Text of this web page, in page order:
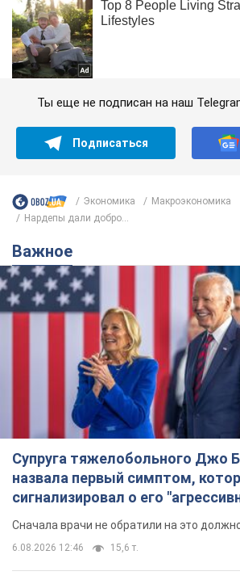
Ты еще не подписан на наш
Подписаться
Экономика
Mакроэкономика
Нардепы дали добро...
Важное
Супруга тяжелобольного Джо
назвала первый симптом,
сигнализировал о его
Сначала врачи не обратили на это
6.08.2026 12:46 15,6 т.